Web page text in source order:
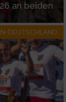
an beiden
DEUTSCHLAND